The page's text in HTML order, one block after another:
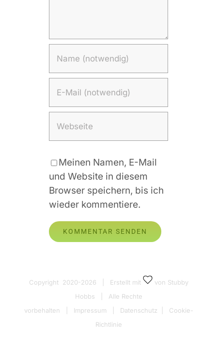
Meinen Namen, E-Mail
und Website in diesem
Browser speichern, bis ich
wieder kommentiere.
Copyright 2020- 2026 | Erstellt mit
von Stubby
Hobbs | Alle Rechte
vorbehalten | Impressum Datenschutz
Cookie-
Richtlinie